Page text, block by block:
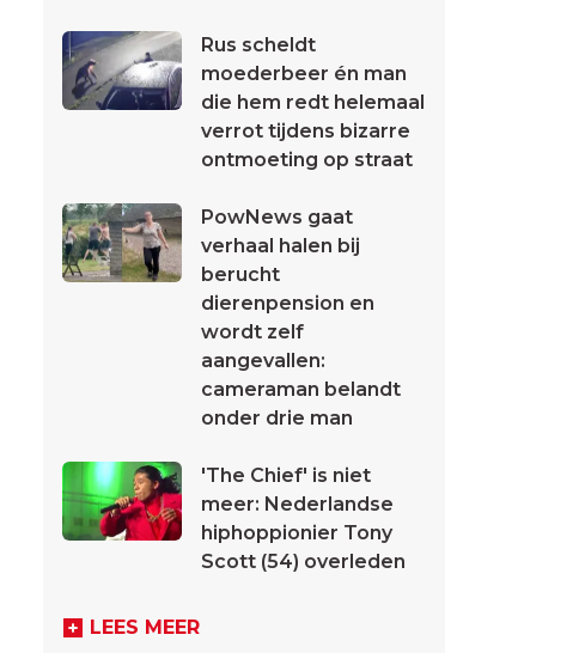
Rus scheldt
moederbeer én man
die hem redt helemaal
verrot tijdens bizarre
ontmoeting op straat
PowNews gaat
verhaal halen bij
berucht
dierenpension en
wordt zelf
aangevallen:
cameraman belandt
onder drie man
'The Chief' is niet
meer: Nederlandse
hiphoppionier Tony
Scott (54) overleden
LEES MEER